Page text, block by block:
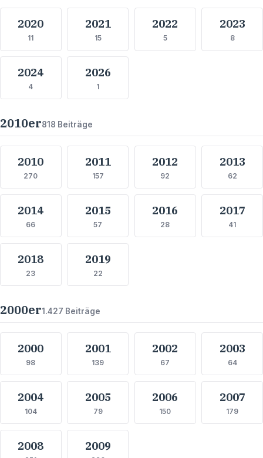
2020
11
2021
15
2022
5
2023
8
2024
4
2026
1
2010er818 Beiträge
2010
270
2011
157
2012
92
2013
62
2014
66
2015
57
2016
28
2017
41
2018
23
2019
22
2000er1.427 Beiträge
2000
98
2001
139
2002
67
2003
64
2004
104
2005
79
2006
150
2007
179
2008 2009